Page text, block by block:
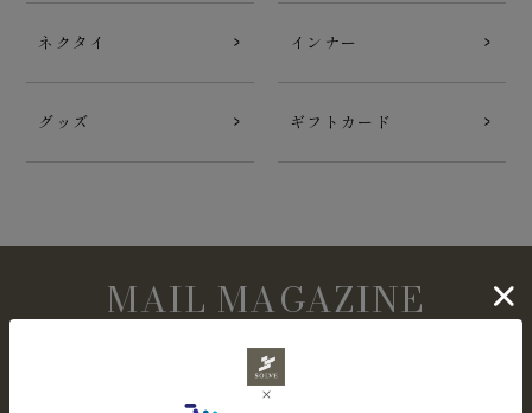
ネクタイ インナー
グッズ ギフトカード
MAIL MAGAZINE
メールマガジン購読
NEWアイテムやセール情報など、お得な情報を定